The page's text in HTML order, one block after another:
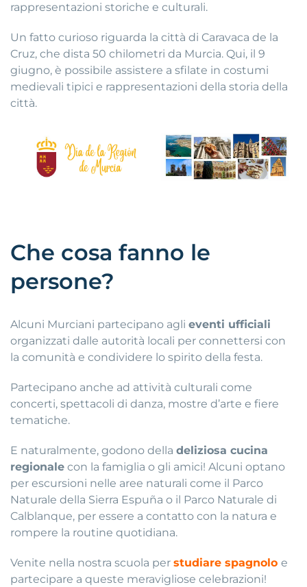
rappresentazioni storiche e culturali.
Un fatto curioso riguarda la città di Caravaca de la
Cruz, che dista 50 chilometri da Murcia. Qui, il 9
giugno, è possibile assistere a sfilate in costumi
medievali tipici e rappresentazioni della storia della
città.
Che cosa fanno le
persone?
Alcuni Murciani partecipano agli eventi ufficiali
organizzati dalle autorità locali per connettersi con
la comunità e condividere lo spirito della festa.
Partecipano anche ad attività culturali come
concerti, spettacoli di danza, mostre d’arte e fiere
tematiche.
E naturalmente, godono della deliziosa cucina
regionale con la famiglia o gli amici! Alcuni optano
per escursioni nelle aree naturali come il Parco
Naturale della Sierra Espuña o il Parco Naturale di
Calblanque, per essere a contatto con la natura e
rompere la routine quotidiana.
Venite nella nostra scuola per studiare spagnolo e
partecipare a queste meravigliose celebrazioni!